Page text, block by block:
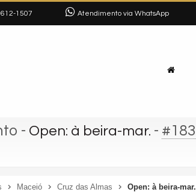
1507 Atendimento via WhatsApp
- Open: à beira-mar. - #183
Maceió Cruz das Almas Open: à beira-mar.